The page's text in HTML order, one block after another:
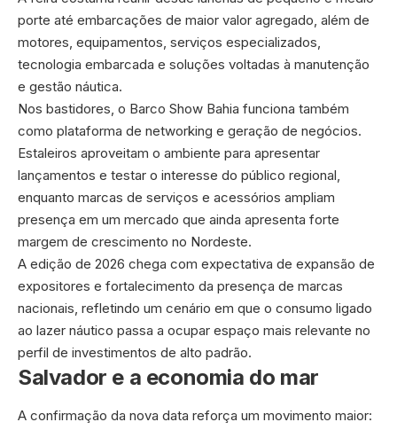
porte até embarcações de maior valor agregado, além de
motores, equipamentos, serviços especializados,
tecnologia embarcada e soluções voltadas à manutenção
e gestão náutica.
Nos bastidores, o Barco Show Bahia funciona também
como plataforma de networking e geração de negócios.
Estaleiros aproveitam o ambiente para apresentar
lançamentos e testar o interesse do público regional,
enquanto marcas de serviços e acessórios ampliam
presença em um mercado que ainda apresenta forte
margem de crescimento no Nordeste.
A edição de 2026 chega com expectativa de expansão de
expositores e fortalecimento da presença de marcas
nacionais, refletindo um cenário em que o consumo ligado
ao lazer náutico passa a ocupar espaço mais relevante no
perfil de investimentos de alto padrão.
Salvador e a economia do mar
A confirmação da nova data reforça um movimento maior: